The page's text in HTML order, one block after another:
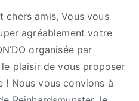
chers amis, Vous vous
agréablement votre
organisée par
le plaisir de vous proposer
! Nous vous convions à